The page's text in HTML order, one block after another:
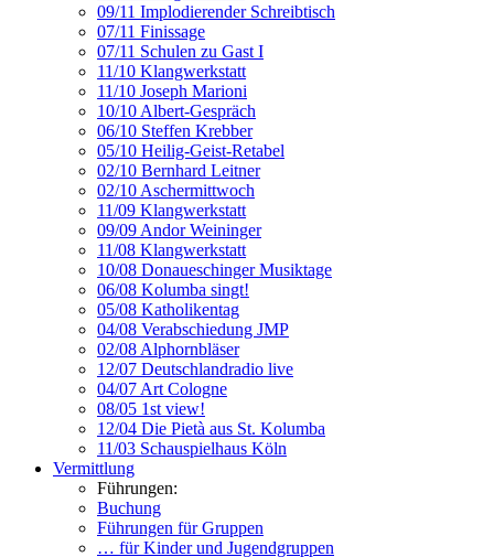
09/11 Implodierender Schreibtisch
07/11 Finissage
07/11 Schulen zu Gast I
11/10 Klangwerkstatt
11/10 Joseph Marioni
10/10 Albert-Gespräch
06/10 Steffen Krebber
05/10 Heilig-Geist-Retabel
02/10 Bernhard Leitner
02/10 Aschermittwoch
11/09 Klangwerkstatt
09/09 Andor Weininger
11/08 Klangwerkstatt
10/08 Donaueschinger Musiktage
06/08 Kolumba singt!
05/08 Katholikentag
04/08 Verabschiedung JMP
02/08 Alphornbläser
12/07 Deutschlandradio live
04/07 Art Cologne
08/05 1st view!
12/04 Die Pietà aus St. Kolumba
11/03 Schauspielhaus Köln
Vermittlung
Führungen:
Buchung
Führungen für Gruppen
… für Kinder und Jugendgruppen